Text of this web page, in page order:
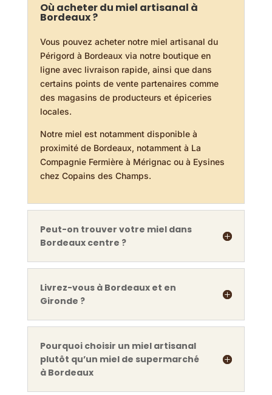
Où acheter du miel artisanal à
Bordeaux ?
Vous pouvez acheter notre miel artisanal du
Périgord à Bordeaux via notre boutique en
ligne avec livraison rapide, ainsi que dans
certains points de vente partenaires comme
des magasins de producteurs et épiceries
locales.
Notre miel est notamment disponible à
proximité de Bordeaux, notamment à La
Compagnie Fermière à Mérignac ou à Eysines
chez Copains des Champs.
Peut-on trouver votre miel dans
Bordeaux centre ?
Livrez-vous à Bordeaux et en
Gironde ?
Pourquoi choisir un miel artisanal
plutôt qu’un miel de supermarché
à Bordeaux